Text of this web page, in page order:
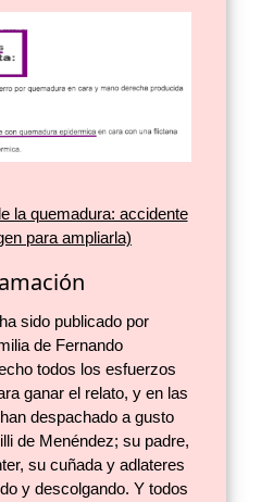
la quemadura: accidente
para ampliarla)
sido publicado por
de Fernando
todos los esfuerzos
ganar el relato, y en las
despachado a gusto
de Menéndez; su padre,
su cuñada y adlateres
y descolgando. Y todos